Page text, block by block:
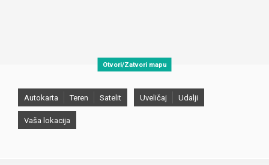
Otvori/Zatvori mapu
Autokarta Teren Satelit Uveličaj Udalji
Vaša lokacija